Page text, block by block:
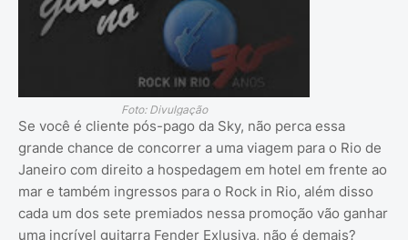
Foto: Divulgação
Se você é cliente pós-pago da Sky, não perca essa
grande chance de concorrer a uma viagem para o Rio de
Janeiro com direito a hospedagem em hotel em frente ao
mar e também ingressos para o Rock in Rio, além disso
cada um dos sete premiados nessa promoção vão ganhar
uma incrível guitarra Fender Exlusiva, não é demais?